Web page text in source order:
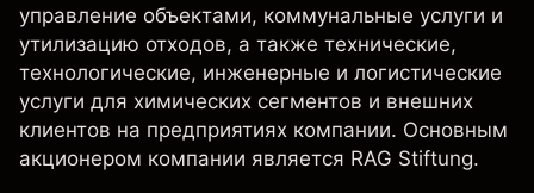
управление объектами, коммунальные услуги и
утилизацию отходов, а также технические,
технологические, инженерные и логистические
услуги для химических сегментов и внешних
клиентов на предприятиях компании. Основным
акционером компании является RAG Stiftung.